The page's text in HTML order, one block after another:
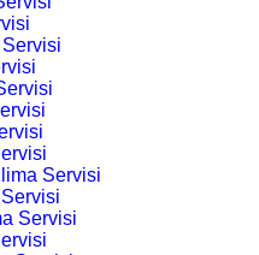
Servisi
Servisi